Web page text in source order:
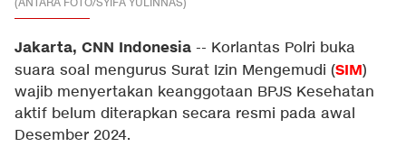
Jakarta, CNN Indonesia -- Korlantas Polri buka
suara soal mengurus Surat Izin Mengemudi (SIM)
wajib menyertakan keanggotaan BPJS Kesehatan
aktif belum diterapkan secara resmi pada awal
Desember 2024.